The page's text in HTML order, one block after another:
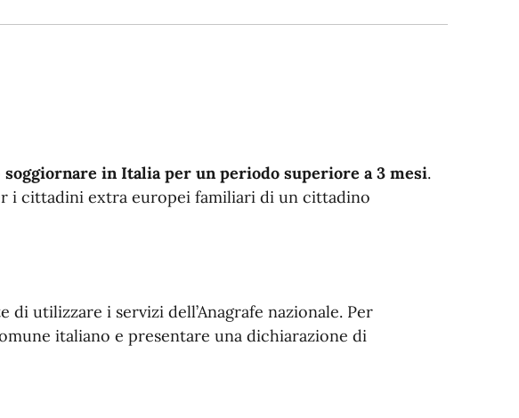
soggiornare in Italia per un periodo superiore a 3 mesi.
i cittadini extra europei familiari di un cittadino
di utilizzare i servizi dell’Anagrafe nazionale. Per
italiano e presentare una dichiarazione di